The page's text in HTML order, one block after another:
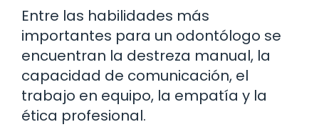
Entre las habilidades más
importantes para un odontólogo se
encuentran la destreza manual, la
capacidad de comunicación, el
trabajo en equipo, la empatía y la
ética profesional.